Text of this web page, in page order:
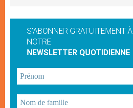
S'ABONNER GRATUITEMENT À
NOTRE
NEWSLETTER QUOTIDIENNE